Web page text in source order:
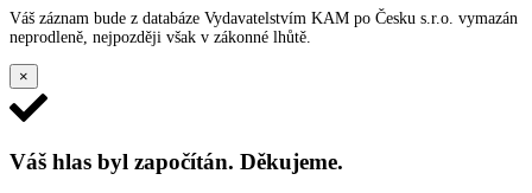
Váš záznam bude z databáze Vydavatelstvím KAM po Česku s.r.o. vymazán
neprodleně, nejpozději však v zákonné lhůtě.
×
Váš hlas byl započítán. Děkujeme.